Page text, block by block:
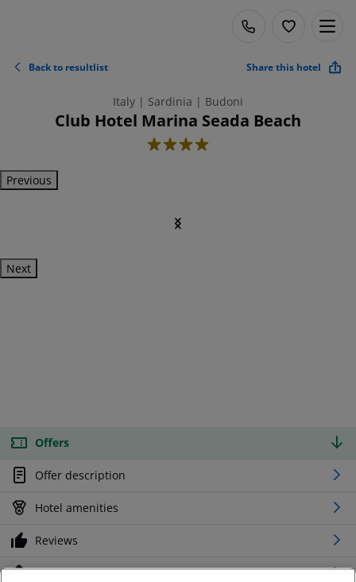
Back to resultlist Share this hotel
Italy | Sardinia | Budoni
Club Hotel Marina Seada Beach
4
Previous
Next
Offers
Offer description
Hotel amenities
Reviews
Location